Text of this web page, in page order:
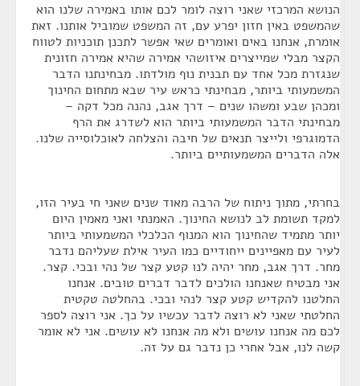
הנושא המרכזי שאני רוצה לומר לכם אותו באמירה שלנו הוא
שהמשפט באין חזון יפרע עם, זה המשפט שמוביל אותנו. זאת
אומרת, אנחנו באים ואומרים שאי אפשר לתכנן תוכניות לטווח
הקצר מבלי שמייצרים איזושהי אמירה שהיא אמירה חזונית
שנגזרת מכל אחד עם תבנית נוף מולדתו. מבחינתנו הדבר
המשמעותי ביותר, מבחינתי כראש עיר שבא מתחום החינוך
ומכהן שבע ומשהו שנים – דרך אגב, נהנה מכל דקה –
מבחינתי הדבר המשמעותי ביותר הוא לשדרג את הרף
הדמוגרפי ולייצר תנאים של חיבה והצלחה לאוכלוסייה שלנו.
אלה הדברים המשמעותיים ביותר.
בחרתי, מתוך ניתוח של הרבה מאוד שנים שאני חי בעיר הזו,
למקד תשומת לב לנושא החינוך. האמנתי ואני מאמין היום
יותר מתמיד שהחינוך הוא המנוף הכלכלי המשמעותי ביותר
לעיר עם מאפיינים ייחודיים כמו העיר אילת שעליהם נדבר
מחר. דרך אגב, מחר יהיה לנו קטע קצר של נהי ובכי. קצר.
אני מבטיח שאנחנו הולכים לדבר דברים טובים. אנחנו
החלטנו להקדיש קטע קצר לנהי ובכי. בהחלטה טקטית
החלטתי שאני לא רוצה לדבר עכשיו על כך. אני רוצה לספר
לכם מה אנחנו עושים ולא מה אנחנו לא עושים. אני לא אומר
קשה לנו, אבל אחרי כן נדבר גם על זה.